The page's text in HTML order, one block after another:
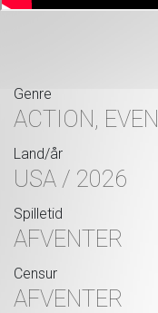
Genre
ACTION,
Land/år
USA / 2026
Spilletid
AFVENTER
Censur
AFVENTER